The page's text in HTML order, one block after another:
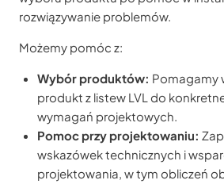
rozwiązywanie problemów.
Możemy pomóc z:
Wybór produktów: Pomagamy
produkt z listew LVL do
wymagań projektowych.
Pomoc przy projektowaniu:
wskazówek technicznych i
projektowania, w tym obliczeń